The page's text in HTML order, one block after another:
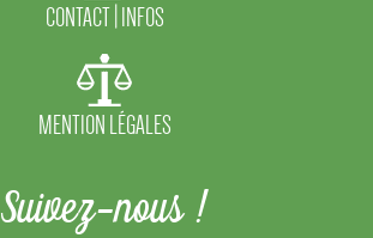
CONTACT | INFOS
MENTION LÉGALES
Suivez-nous !